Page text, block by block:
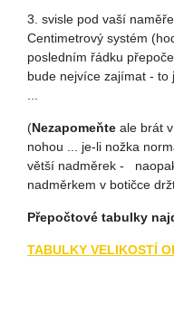
3. svisle pod vaší
Centimetrový systém
posledním řádku
bude nejvíce zajímat - to
(Nezapomeňte ale brát
nohou ... je-li nožka
větší nadměrek -
nadměrkem v botičce
Přepočtové tabulky
TABULKY VELIKOSTÍ